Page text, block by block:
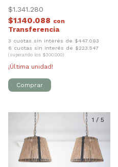
1 ZABIRA)
$1.341.280
$1.140.088 con
3 cuotas sin interés de $447.093
6 cuotas sin interés de $223.547
(superando los $300.000)
¡Última unidad!
1 / 5